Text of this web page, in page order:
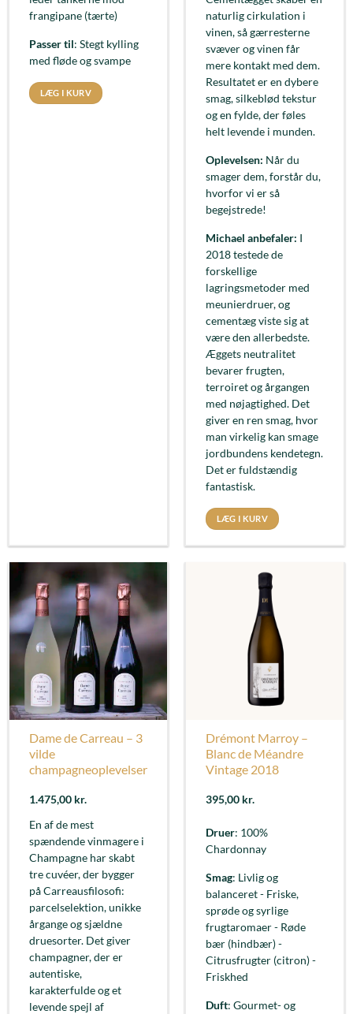
frangipane (tærte)
Passer til: Stegt kylling
med fløde og svampe
LÆG I KURV
naturlig cirkulation i
vinen, så gærresterne
svæver og vinen får
mere kontakt med dem.
Resultatet er en dybere
smag, silkeblød tekstur
og en fylde, der føles
helt levende i munden.
Oplevelsen: Når du
smager dem, forstår du,
hvorfor vi er så
begejstrede!
Michael anbefaler: I
2018 testede de
forskellige
lagringsmetoder med
meunierdruer, og
cementæg viste sig at
være den allerbedste.
Æggets neutralitet
bevarer frugten,
terroiret og årgangen
med nøjagtighed. Det
giver en ren smag, hvor
man virkelig kan smage
jordbundens kendetegn.
Det er fuldstændig
fantastisk.
LÆG I KURV
Dame de Carreau – 3
vilde
champagneoplevelser
1.475,00 kr.
En af de mest
spændende vinmagere i
Champagne har skabt
tre cuvéer, der bygger
på Carreausfilosofi:
parcelselektion, unikke
årgange og sjældne
druesorter. Det giver
champagner, der er
autentiske,
karakterfulde og et
levende spejl af
Drémont Marroy –
Blanc de Méandre
Vintage 2018
395,00 kr.
Druer: 100%
Chardonnay
Smag: Livlig og
balanceret - Friske,
sprøde og syrlige
frugtaromaer - Røde
bær (hindbær) -
Citrusfrugter (citron) -
Friskhed
Duft: Gourmet- og